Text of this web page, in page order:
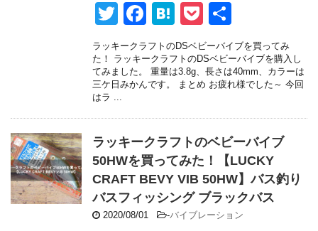
T
wi
tt
er
F
a
c
e
o
o
k
H
at
e
n
P
o
ck
et
有
ラッキークラフトのDSベビーバイブを買ってみ
た！ ラッキークラフトのDSベビーバイブを購入し
てみました。 重量は3.8g、長さは40mm、カラーは
三ケ日みかんです。 まとめ お疲れ様でした～ 今回
はラ ...
ラッキークラフトのベビーバイブ
50HWを買ってみた！【LUCKY
CRAFT BEVY VIB 50HW】バス釣り
バスフィッシング ブラックバス
2020/08/01 -バイブレーション